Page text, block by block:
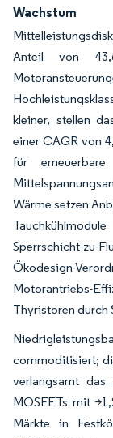
Wachstum
Anteil von
kleiner, stellen
einer CAGR von
für erneuerbare
Wärme setzen
Sperrschicht-zu-
Ökodesign-
Motorantriebs-
Thyristoren durch
commoditisiert;
verlangsamt das
MOSFETs mit
Märkte in